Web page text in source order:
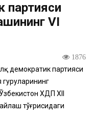
партияси
VI
1876
демократик партияси
ХДП XII
тўғрисидаги